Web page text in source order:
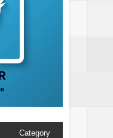
Category